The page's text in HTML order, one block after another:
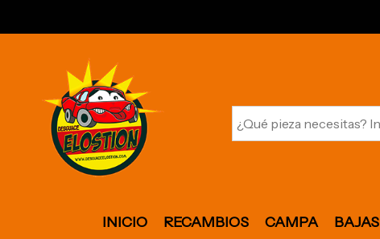
INICIO RECAMBIOS CAMPA BAJAS